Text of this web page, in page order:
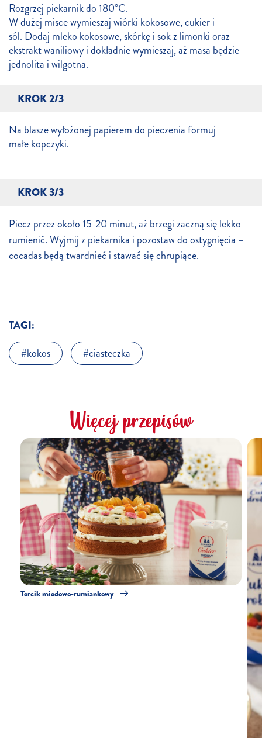
Rozgrzej piekarnik do 180°C.
W dużej misce wymieszaj wiórki kokosowe, cukier i
sól. Dodaj mleko kokosowe, skórkę i sok z limonki oraz
ekstrakt waniliowy i dokładnie wymieszaj, aż masa będzie
jednolita i wilgotna.
KROK 2/3
Na blasze wyłożonej papierem do pieczenia formuj
małe kopczyki.
KROK 3/3
Piecz przez około 15-20 minut, aż brzegi zaczną się lekko
rumienić. Wyjmij z piekarnika i pozostaw do ostygnięcia –
cocadas będą twardnieć i stawać się chrupiące.
TAGI:
kokos
ciasteczka
Więcej przepisów
Torcik miodowo-rumiankowy